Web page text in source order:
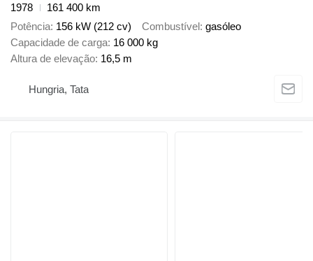
1978
161 400 km
Potência 156 kW (212 cv) Combustível gasóleo
Capacidade de carga 16 000 kg
Altura de elevação 16,5 m
Hungria, Tata